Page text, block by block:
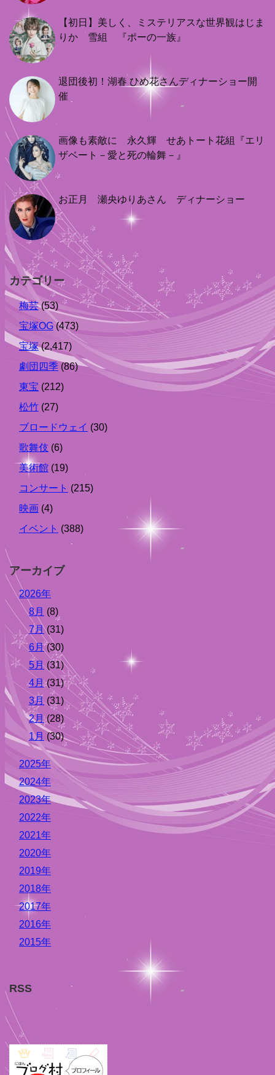
【初日】美しく、ミステリアスな世界観はじま
りか 雪組 『ポーの一族』
退団後初！湖春 ひめ花さんディナーショー開
催
画像も素敵に 永久輝 せあトート花組『エリ
ザベート－愛と死の輪舞－』
お正月 瀬央ゆりあさん ディナーショー
カテゴリー
梅芸(53)
宝塚OG (473)
宝塚(2,417)
劇団四季 (86)
東宝 (212)
松竹 (27)
ブロードウェイ (30)
歌舞伎 (6)
美術館 (19)
コンサート (215)
映画 (4)
イベント (388)
アーカイブ
2026年
8月 (8)
7月(31)
6月(30)
5月(31)
4月(31)
3月 (31)
2月 (28)
1月 (30)
2025年
2024年
2023年
2022年
2021年
2020年
2019年
2018年
2017年
2016年
2015年
RSS